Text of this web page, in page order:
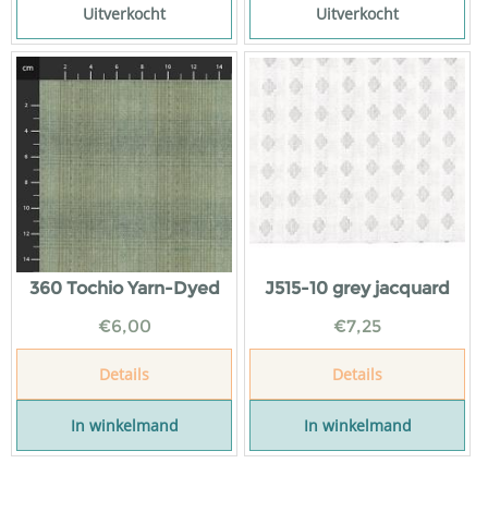
Uitverkocht Uitverkocht
360 Tochio Yarn-Dyed
€6,00
Details
In winkelmand
J515-10 grey jacquard
€7,25
Details
In winkelmand